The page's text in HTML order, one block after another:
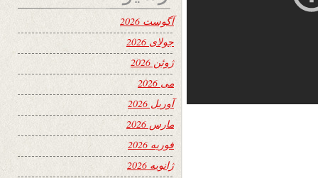
آگوست 2026
جولای 2026
ژوئن 2026
می 2026
آوریل 2026
مارس 2026
فوریه 2026
ژانویه 2026